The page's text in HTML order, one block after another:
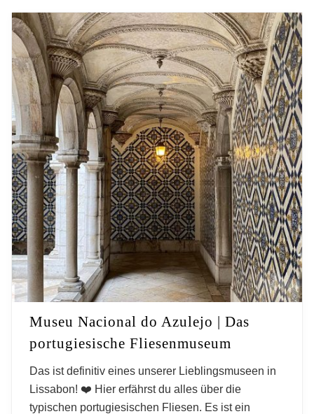
Museu Nacional do Azulejo | Das
portugiesische Fliesenmuseum
Das ist definitiv eines unserer Lieblingsmuseen in
Lissabon! ❤️ Hier erfährst du alles über die
typischen portugiesischen Fliesen. Es ist ein